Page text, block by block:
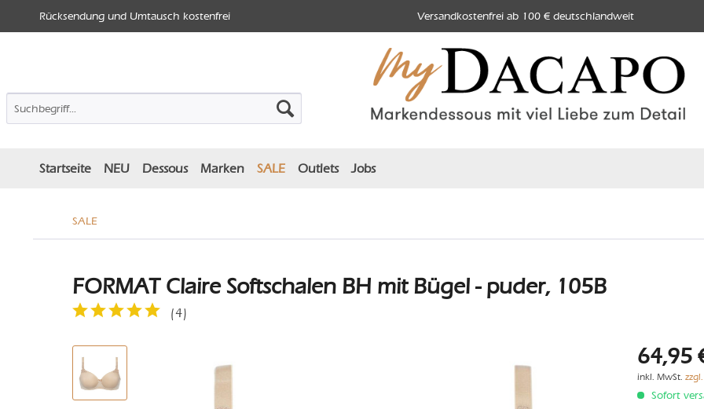
Rücksendung und Umtausch kostenfrei Versandkostenfrei ab 100 € deutschlandweit
Startseite NEU Dessous Marken SALE Outlets Jobs
SALE
FORMAT Claire Softschalen BH mit Bügel - puder, 105B
(4)
64,95
inkl. MwSt.
Sofort